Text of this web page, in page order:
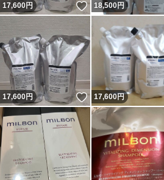
17,600円 いいね！
18,500円
17,600円 いいね！
17,600円